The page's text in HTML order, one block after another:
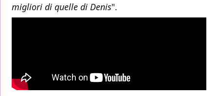
migliori di quelle di Denis".